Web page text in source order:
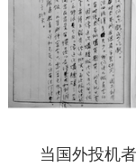
当国外投机